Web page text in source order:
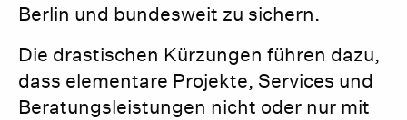
Berlin und bundesweit zu sichern.
Die drastischen Kürzungen führen dazu,
dass elementare Projekte, Services und
Beratungsleistungen nicht oder nur mit